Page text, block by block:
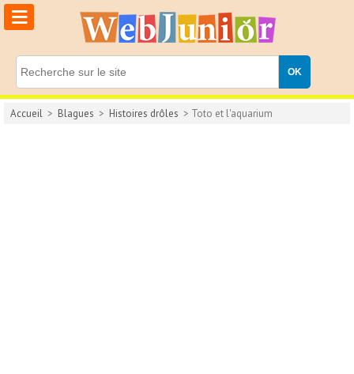
≡
Accueil > Blagues > Histoires drôles > Toto et l'aquarium